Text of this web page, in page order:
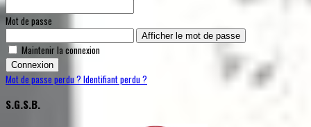
Mot de passe
Afficher le mot de passe
Maintenir la connexion
Connexion
Mot de passe perdu ? Identifiant perdu ?
S.G.S.B.